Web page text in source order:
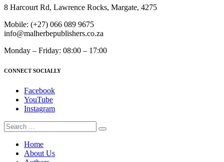
8 Harcourt Rd, Lawrence Rocks, Margate, 4275
Mobile: (+27) 066 089 9675
info@malherbepublishers.co.za
Monday – Friday: 08:00 – 17:00
CONNECT SOCIALLY
Facebook
YouTube
Instagram
Home
About Us